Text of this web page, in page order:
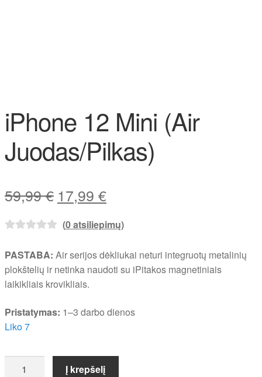
iPhone 12 Mini (Air
Juodas/Pilkas)
59,99€ Original
was:
59,99 €.
17,99 €Current
is:
17,99 €.
(0atsiliepimų)
PASTABA: Air serijos dėkliukai neturi integruotų metalinių
plokštelių ir netinka naudoti su iPitakos magnetiniais
laikikliais krovikliais.
Pristatymas: 1–3 darbo dienos
Liko 7
Į krepšelį